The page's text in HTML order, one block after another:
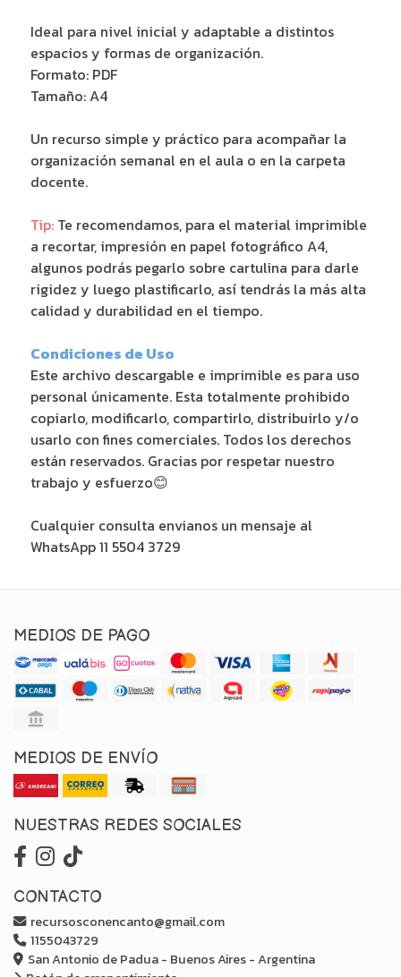
Ideal para nivel inicial y adaptable a distintos
espacios y formas de organización.
Formato: PDF
Tamaño: A4
Un recurso simple y práctico para acompañar la
organización semanal en el aula o en la carpeta
docente.
Tip: Te recomendamos, para el material imprimible
a recortar, impresión en papel fotográfico A4,
algunos podrás pegarlo sobre cartulina para darle
rigidez y luego plastificarlo, así tendrás la más alta
calidad y durabilidad en el tiempo.
Condiciones de Uso
Este archivo descargable e imprimible es para uso
personal únicamente. Esta totalmente prohibido
copiarlo, modificarlo, compartirlo, distribuirlo y/o
usarlo con fines comerciales. Todos los derechos
están reservados. Gracias por respetar nuestro
trabajo y esfuerzo😊
Cualquier consulta envianos un mensaje al
WhatsApp 11 5504 3729
MEDIOS DE PAGO
MEDIOS DE ENVÍO
NUESTRAS REDES SOCIALES
CONTACTO
recursosconencanto@gmail.com
1155043729
San Antonio de Padua - Buenos Aires - Argentina